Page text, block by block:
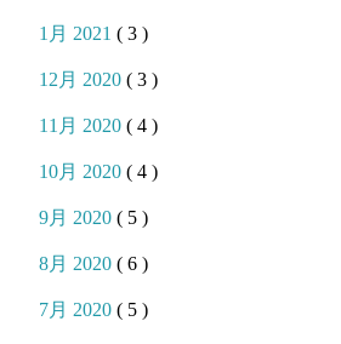
1月 2021( 3 )
12月 2020( 3 )
11月 2020( 4 )
10月 2020( 4 )
9月 2020( 5 )
8月 2020( 6 )
7月 2020( 5 )